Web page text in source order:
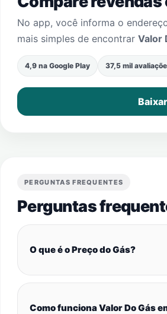
No app, você informa o
mais simples de encontrar Valor
4,9 na Google Play 37,5 mil
PERGUNTAS FREQUENTES
Perguntas
O que é o Preço do Gás?
Como funciona Valor Do Gás